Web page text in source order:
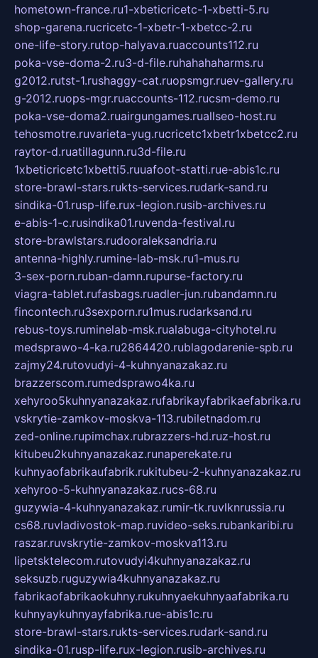
hometown-france.ru1-xbeticricetc-1-xbetti-5.ru
shop-garena.rucricetc-1-xbetr-1-xbetcc-2.ru
one-life-story.rutop-halyava.ruaccounts112.ru
poka-vse-doma-2.ru3-d-file.ruhahahaharms.ru
g2012.rutst-1.rushaggy-cat.ruopsmgr.ruev-gallery.ru
g-2012.ruops-mgr.ruaccounts-112.rucsm-demo.ru
poka-vse-doma2.ruairgungames.ruallseo-host.ru
tehosmotre.ruvarieta-yug.rucricetc1xbetr1xbetcc2.ru
raytor-d.ruatillagunn.ru3d-file.ru
1xbeticricetc1xbetti5.ruuafoot-statti.rue-abis1c.ru
store-brawl-stars.rukts-services.rudark-sand.ru
sindika-01.rusp-life.rux-legion.rusib-archives.ru
e-abis-1-c.rusindika01.ruvenda-festival.ru
store-brawlstars.rudooraleksandria.ru
antenna-highly.rumine-lab-msk.ru1-mus.ru
3-sex-porn.ruban-damn.rupurse-factory.ru
viagra-tablet.rufasbags.ruadler-jun.rubandamn.ru
fincontech.ru3sexporn.ru1mus.rudarksand.ru
rebus-toys.ruminelab-msk.rualabuga-cityhotel.ru
medsprawo-4-ka.ru2864420.rublagodarenie-spb.ru
zajmy24.rutovudyi-4-kuhnyanazakaz.ru
brazzerscom.rumedsprawo4ka.ru
xehyroo5kuhnyanazakaz.rufabrikayfabrikaefabrika.ru
vskrytie-zamkov-moskva-113.rubiletnadom.ru
zed-online.rupimchax.rubrazzers-hd.ruz-host.ru
kitubeu2kuhnyanazakaz.runaperekate.ru
kuhnyaofabrikaufabrik.rukitubeu-2-kuhnyanazakaz.ru
xehyroo-5-kuhnyanazakaz.rucs-68.ru
guzywia-4-kuhnyanazakaz.rumir-tk.ruvlknrussia.ru
cs68.ruvladivostok-map.ruvideo-seks.rubankaribi.ru
raszar.ruvskrytie-zamkov-moskva113.ru
lipetsktelecom.rutovudyi4kuhnyanazakaz.ru
seksuzb.ruguzywia4kuhnyanazakaz.ru
fabrikaofabrikaokuhny.rukuhnyaekuhnyaafabrika.ru
kuhnyaykuhnyayfabrika.rue-abis1c.ru
store-brawl-stars.rukts-services.rudark-sand.ru
sindika-01.rusp-life.rux-legion.rusib-archives.ru